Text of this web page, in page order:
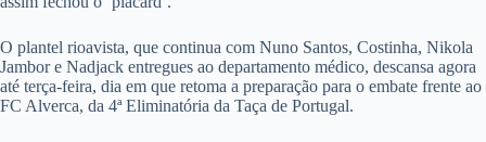
O plantel rioavista, que continua com Nuno Santos, Costinha, Nikola
Jambor e Nadjack entregues ao departamento médico, descansa agora
até terça-feira, dia em que retoma a preparação para o embate frente ao
FC Alverca, da 4ª Eliminatória da Taça de Portugal.